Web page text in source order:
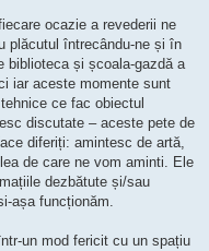
ocazie a revederii ne
plăcutul întrecându-ne și în
biblioteca și școala-gazdă a
iar aceste momente sunt
ce fac obiectul
discutate – aceste pete de
diferiți: amintesc de artă,
de care ne vom aminti. Ele
dezbătute și/sau
așa funcționăm.
un mod fericit cu un spațiu